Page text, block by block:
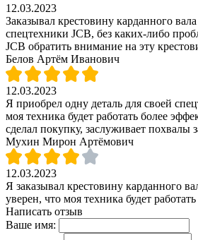
12.03.2023
Заказывал крестовину карданного
спецтехники JCB, без каких-либо
JCB обратить внимание на эту
Белов Артём Иванович
12.03.2023
Я приобрел одну деталь для своей
моя техника будет работать более
сделал покупку, заслуживает похвалы
Мухин Мирон Артёмович
12.03.2023
Я заказывал крестовину карданного
уверен, что моя техника будет
Написать отзыв
Ваше имя: